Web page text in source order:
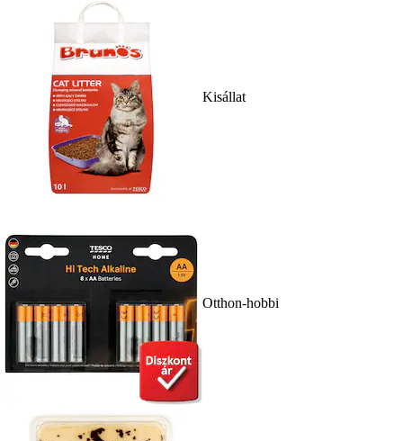
Kisállat
Otthon-hobbi